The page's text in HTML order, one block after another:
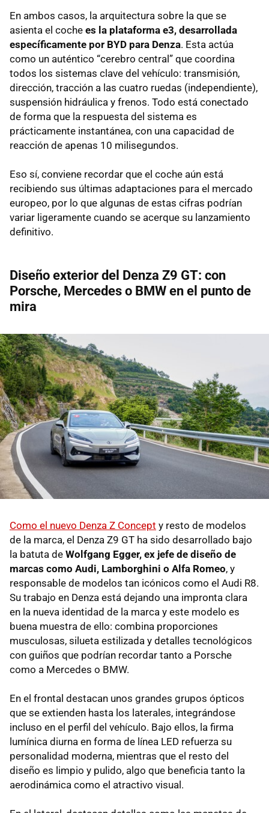
En ambos casos, la arquitectura sobre la que se
asienta el coche es la plataforma e3, desarrollada
específicamente por BYD para Denza. Esta actúa
como un auténtico “cerebro central” que coordina
todos los sistemas clave del vehículo: transmisión,
dirección, tracción a las cuatro ruedas (independiente),
suspensión hidráulica y frenos. Todo está conectado
de forma que la respuesta del sistema es
prácticamente instantánea, con una capacidad de
reacción de apenas 10 milisegundos.
Eso sí, conviene recordar que el coche aún está
recibiendo sus últimas adaptaciones para el mercado
europeo, por lo que algunas de estas cifras podrían
variar ligeramente cuando se acerque su lanzamiento
definitivo.
Diseño exterior del Denza Z9 GT: con
Porsche, Mercedes o BMW en el punto de
mira
Como el nuevo Denza Z Concept y resto de modelos
de la marca, el Denza Z9 GT ha sido desarrollado bajo
la batuta de Wolfgang Egger, ex jefe de diseño de
marcas como Audi, Lamborghini o Alfa Romeo, y
responsable de modelos tan icónicos como el Audi R8.
Su trabajo en Denza está dejando una impronta clara
en la nueva identidad de la marca y este modelo es
buena muestra de ello: combina proporciones
musculosas, silueta estilizada y detalles tecnológicos
con guiños que podrían recordar tanto a Porsche
como a Mercedes o BMW.
En el frontal destacan unos grandes grupos ópticos
que se extienden hasta los laterales, integrándose
incluso en el perfil del vehículo. Bajo ellos, la firma
lumínica diurna en forma de línea LED refuerza su
personalidad moderna, mientras que el resto del
diseño es limpio y pulido, algo que beneficia tanto la
aerodinámica como el atractivo visual.